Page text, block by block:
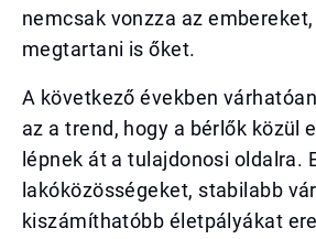
nemcsak vonzza az
megtartani is őket.
A következő években
az a trend, hogy a bérlők közül
lépnek át a tulajdonosi oldalra.
lakóközösségeket, stabilabb
kiszámíthatóbb életpályákat